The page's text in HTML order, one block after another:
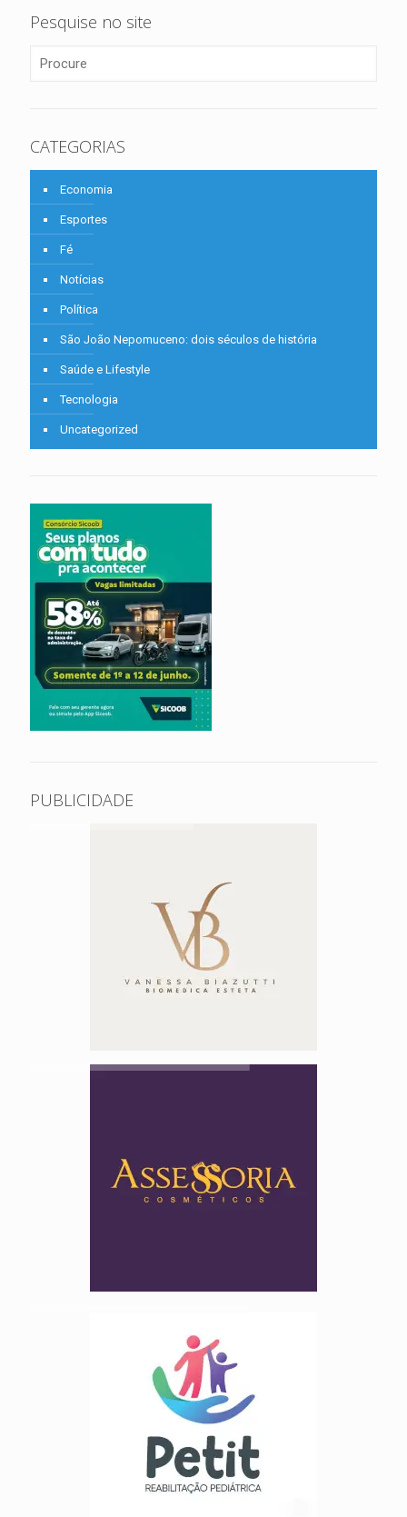
Pesquise no site
CATEGORIAS
Economia
Esportes
Fé
Notícias
Política
São João Nepomuceno: dois séculos de história
Saúde e Lifestyle
Tecnologia
Uncategorized
PUBLICIDADE